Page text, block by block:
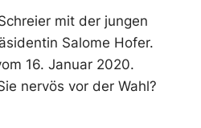
mit der jungen
Salome Hofer.
16. Januar 2020.
nervös vor der Wahl?